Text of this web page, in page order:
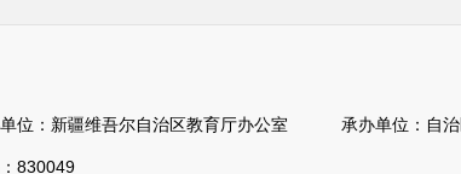
：新疆维吾尔自治区教育厅办公室 承办单位：自治区
830049